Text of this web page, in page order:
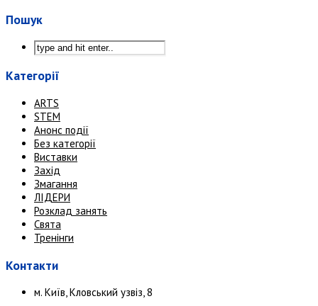
Пошук
Категорії
ARTS
STEM
Анонс події
Без категорії
Виставки
Захід
Змагання
ЛІДЕРИ
Розклад занять
Свята
Тренінги
Контакти
м. Київ, Кловський узвіз, 8